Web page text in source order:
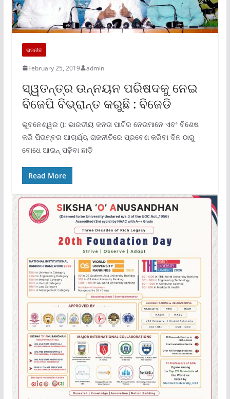
ରାଜନୀତି
February 25, 2019 admin
ସ୍ୱତନ୍ତ୍ର ଉନ୍ନୟନ ପରିଷଦକୁ ନେଇ
ବିଜେପି ବିଭ୍ରାନ୍ତ କରୁଛି : ବିଜେଡି
ଭୁବନେଶ୍ୱର (): ଭାରତୀୟ ଜନତା ପାର୍ଟିର ନେତାମାନେ ଏବଂ ବିଶେଷ
କରି ପିତାମ୍ବର ଆଚାର୍ଯ୍ୟ ରାଜନୀତିରେ ପ୍ରବେଶ କରିବା ଦିନ ଠାରୁ
ବୋଧେ ଆଇନ୍ ପଢ଼ିବା ଛାଡ଼ି
Read More